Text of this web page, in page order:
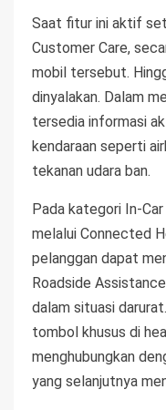
Saat fitur ini aktif
Customer Care,
mobil tersebut.
dinyalakan. Dalam
tersedia informasi
kendaraan seperti
tekanan udara ban.
Pada kategori In-
melalui Connected
pelanggan dapat
Roadside
dalam situasi
tombol khusus di
menghubungkan
yang selanjutnya